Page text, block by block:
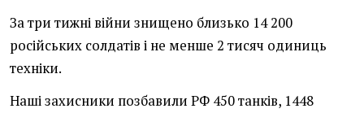
За три тижні війни знищено близько 14 200
російських солдатів і не менше 2 тисяч одиниць
техніки.
Наші захисники позбавили РФ 450 танків, 1448